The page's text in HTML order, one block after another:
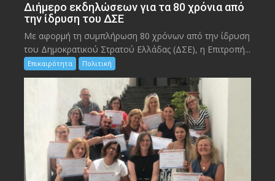
Διήμερο εκδηλώσεων για τα 80 χρόνια από
την ίδρυση του ΔΣΕ
Με αφορμή τη συμπλήρωση 80 χρόνων από την ίδρυση
του Δημοκρατικού Στρατού Ελλάδας (ΔΣΕ), η Επιτροπή...
Επικαιρότητα Πολιτική